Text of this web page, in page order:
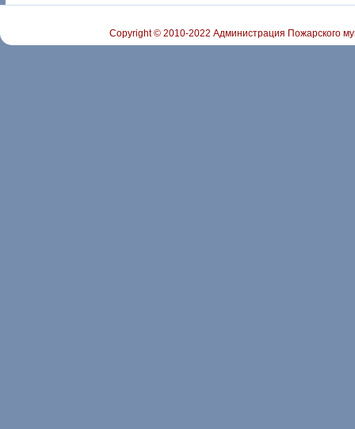
Copyright © 2010-2022 Администрация Пожарского